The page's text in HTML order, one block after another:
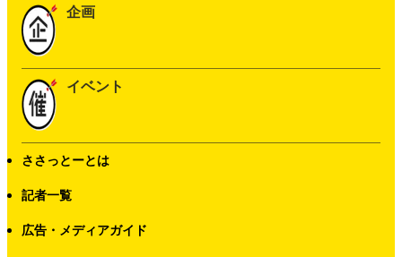
企画
イベント
ささっとーとは
記者一覧
広告・メディアガイド